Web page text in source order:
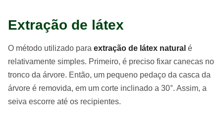
Extração de látex
O método utilizado para extração de látex natural é
relativamente simples. Primeiro, é preciso fixar canecas no
tronco da árvore. Então, um pequeno pedaço da casca da
árvore é removida, em um corte inclinado a 30°. Assim, a
seiva escorre até os recipientes.